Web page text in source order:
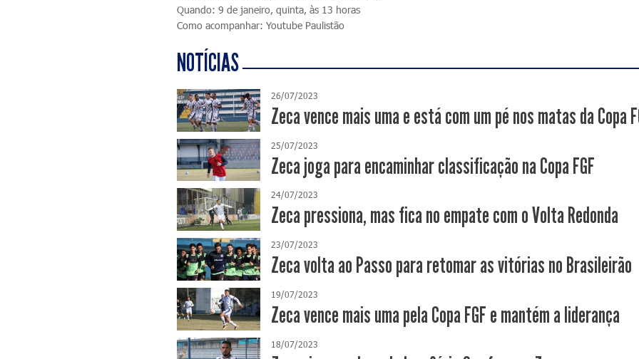
Quando: 9 de janeiro, quinta, às 13 horas
Como acompanhar: Youtube Paulistão
NOTÍCIAS
26/07/2023
Zeca vence mais uma e está com um pé nos matas da Copa
25/07/2023
Zeca joga para encaminhar classificação na Copa FGF
24/07/2023
Zeca pressiona, mas fica no empate com o Volta Redonda
23/07/2023
Zeca volta ao Passo para retomar as vitórias no Brasileirão
19/07/2023
Zeca vence mais uma pela Copa FGF e mantém a liderança
18/07/2023